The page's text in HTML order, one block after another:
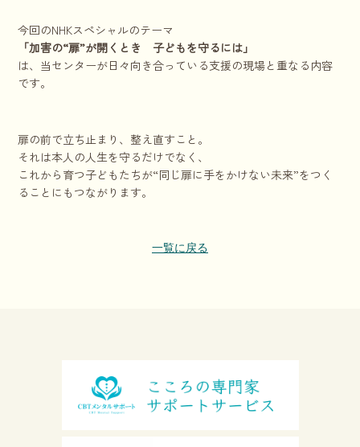
今回のNHKスペシャルのテーマ
「加害の“扉”が開くとき 子どもを守るには」
は、当センターが日々向き合っている支援の現場と重なる内容
です。
扉の前で立ち止まり、整え直すこと。
それは本人の人生を守るだけでなく、
これから育つ子どもたちが“同じ扉に手をかけない未来”をつく
ることにもつながります。
一覧に戻る